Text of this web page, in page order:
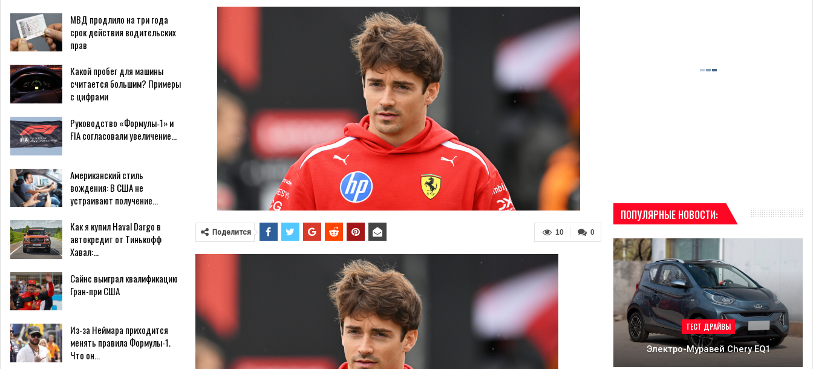
0
10
Поделится
ПОПУЛЯРНЫЕ НОВОСТИ:
ТЕСТ ДРАЙВЫ
Электро-Муравей Chery EQ1
МВД продлило на три года
срок действия водительских
прав
Какой пробег для машины
считается большим? Примеры
с цифрами
Руководство «Формулы‑1» и
FIA согласовали увеличение…
Американский стиль
вождения: В США не
устраивают получение…
Как я купил Haval Dargo в
автокредит от Тинькофф
Хавал:…
Сайнс выиграл квалификацию
Гран-при США
Из-за Неймара приходится
менять правила Формулы-1.
Что он…